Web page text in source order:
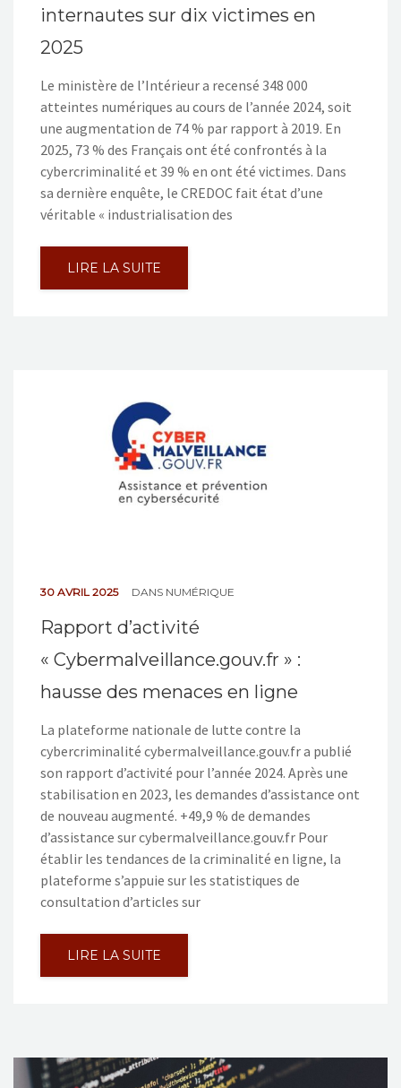
internautes sur dix victimes en
2025
Le ministère de l’Intérieur a recensé 348 000
atteintes numériques au cours de l’année 2024, soit
une augmentation de 74 % par rapport à 2019. En
2025, 73 % des Français ont été confrontés à la
cybercriminalité et 39 % en ont été victimes. Dans
sa dernière enquête, le CREDOC fait état d’une
véritable « industrialisation des
LIRE LA SUITE
30 AVRIL 2025 DANS NUMÉRIQUE
Rapport d’activité
« Cybermalveillance.gouv.fr » :
hausse des menaces en ligne
La plateforme nationale de lutte contre la
cybercriminalité cybermalveillance.gouv.fr a publié
son rapport d’activité pour l’année 2024. Après une
stabilisation en 2023, les demandes d’assistance ont
de nouveau augmenté. +49,9 % de demandes
d’assistance sur cybermalveillance.gouv.fr Pour
établir les tendances de la criminalité en ligne, la
plateforme s’appuie sur les statistiques de
consultation d’articles sur
LIRE LA SUITE